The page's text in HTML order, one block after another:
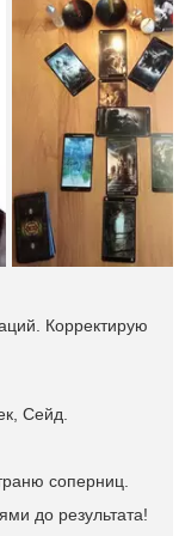
Корректирую
Сейд.
соперниц.
до результата!